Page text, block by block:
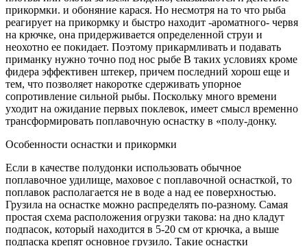
прикормки. и обоняние карася. Но несмотря на то что рыба
реагирует на прикормку и быстро находит -ароматного- червя
на крючке, она придерживается определенной струи и
неохотно ее покидает. Поэтому прикармливать и подавать
приманку нужно точно под нос рыбе В таких условиях кроме
фидера эффективен штекер, причем последний хорош еще и
тем, что позволяет накоротке сдерживать упорное
сопротивление сильной рыбы. Поскольку много времени
уходит на ожидание первых поклевок, имеет смысл временно
трансформировать поплавочную оснастку в «полу-донку.
Особенности оснастки и прикормки
Если в качестве полудонки использовать обычное
поплавочное удилище, маховое с поплавочной оснасткой, то
поплавок располагается не в воде а над ее поверхностью.
Грузила на оснастке можно распределять по-разному. Самая
простая схема расположения огрузки такова: на дно кладут
подпасок, который находится в 5-20 см от крючка, а выше
подпаска крепят основное грузило. Такие оснастки